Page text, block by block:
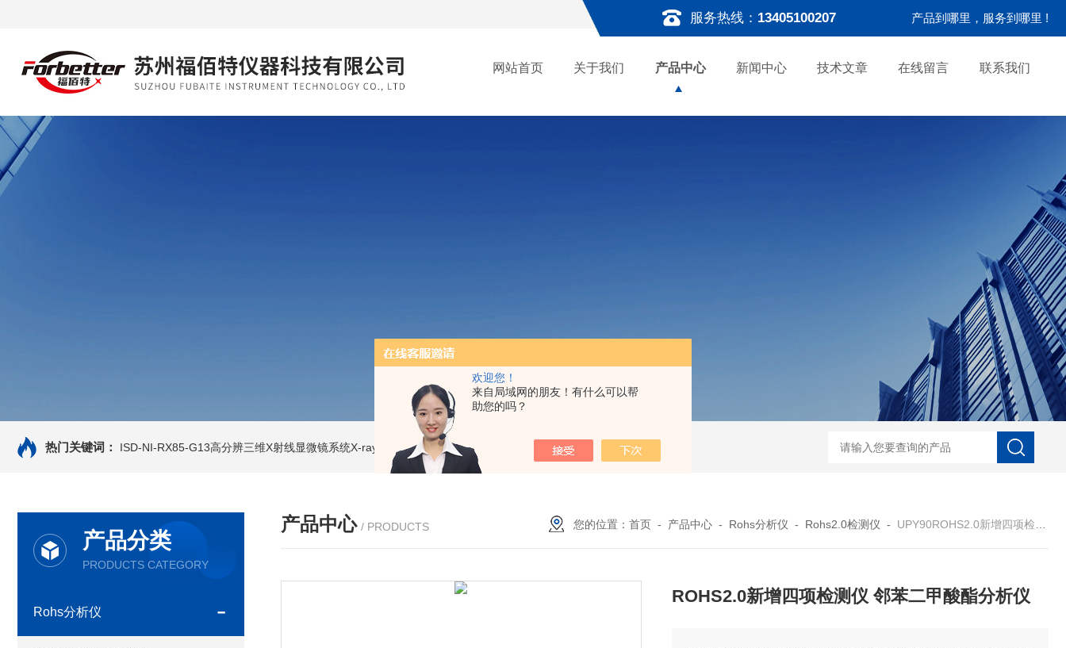
欢迎您！
来自局域网的朋友！有什么可以帮
助您的吗？
服务热线： 13405100207 产品到哪里，服务到哪里 !
网站首页 关于我们 产品中心 新闻中心 技术文章 在线留言 联系我们
热门关键词： ISD-NI-RX85-G13高分辨三维X射线显微镜系统X-ray CT ISD-NI-RX85-G13CT扫描仪 X射线源 微焦CT无损检测仪器 ISD-NI-RX85-G13工业用3D显微X射线CT扫描设备 EDX1800BRohs指令环
产品分类
PRODUCTS CATEGORY
Rohs分析仪
产品中心 / PRODUCTS 您的位置：首页 - 产品中心 - Rohs分析仪 - Rohs2.0检测仪 - UPY90ROHS2.0新增四项检测仪 邻苯二甲酸酯分析仪
ROHS2.0新增四项检测仪 邻苯二甲酸酯分析仪